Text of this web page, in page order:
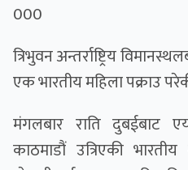
000
त्रिभुवन अन्तर्राष्ट्रिय
एक भारतीय महिला पक्राउ
मंगलबार राति दुबईबाट
काठमाडौं उत्रिएकी